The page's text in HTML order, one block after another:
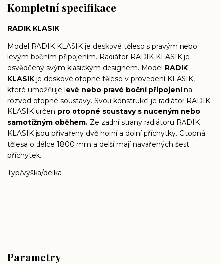
Kompletní specifikace
RADIK KLASIK
Model RADIK KLASIK je deskové těleso s pravým nebo
levým bočním připojením. Radiátor RADIK KLASIK je
osvědčený svým klasickým designem. Model RADIK
KLASIK je deskové otopné těleso v provedení KLASIK,
které umožňuje levé nebo pravé boční připojenína
rozvod otopné soustavy. Svou konstrukcí je radiátor RADIK
KLASIK určen pro otopné soustavy s nuceným nebo
samotížným oběhem. Ze zadní strany radiátoru RADIK
KLASIK jsou přivařeny dvě horní a dolní příchytky. Otopná
tělesa o délce 1800 mm a delší mají navařených šest
příchytek.
Typ/výška/délka
Parametry